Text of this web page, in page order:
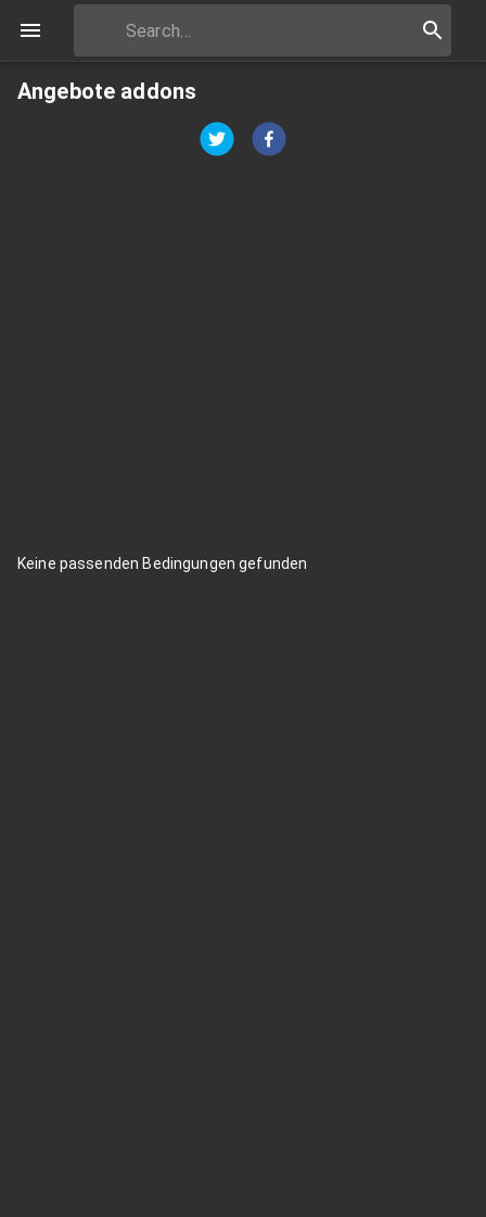
Angebote addons
Keine passenden Bedingungen gefunden